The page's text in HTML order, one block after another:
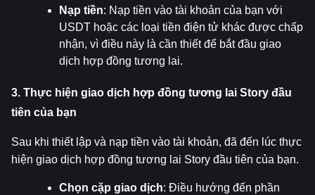
Nạp tiền: Nạp tiền vào tài khoản của bạn với
USDT hoặc các loại tiền điện tử khác được chấp
nhận, vì điều này là cần thiết để bắt đầu giao
dịch hợp đồng tương lai.
3. Thực hiện giao dịch hợp đồng tương lai Story đầu
tiên của bạn
Sau khi thiết lập và nạp tiền vào tài khoản, đã đến lúc thực
hiện giao dịch hợp đồng tương lai Story đầu tiên của bạn.
Chọn cặp giao dịch: Điều hướng đến phần